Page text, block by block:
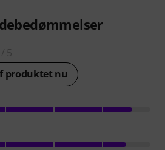
produktet nu